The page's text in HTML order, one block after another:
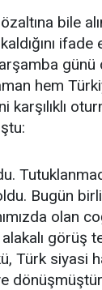
bile
hem
karşılıklı
Bugün
olan
görüş
Türk siyasi